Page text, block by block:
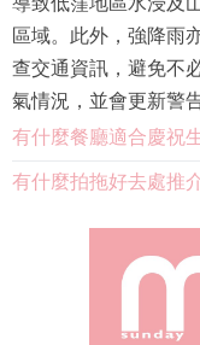
區域。此外，強降雨
查交通資訊，避免不
氣情況，並會更新警
有什麼餐廳適合慶祝
有什麼拍拖好去處推